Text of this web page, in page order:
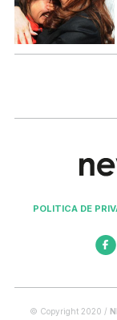
POLITICA DE
© Copyright 2020 /